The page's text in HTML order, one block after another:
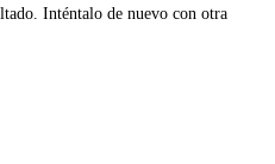
Inténtalo de nuevo con otra